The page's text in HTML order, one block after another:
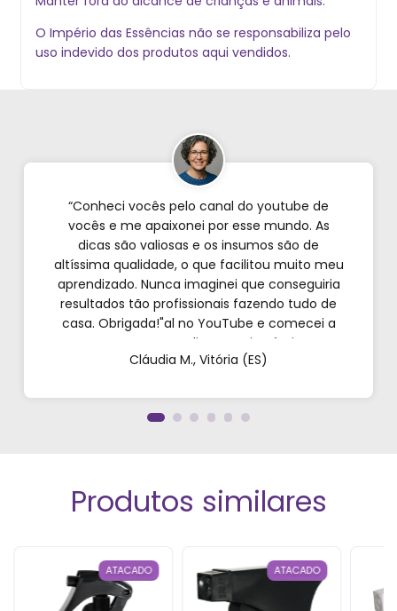
O Império das Essências não se responsabiliza pelo
uso indevido dos produtos aqui vendidos.
“Conheci vocês pelo canal do youtube de
vocês e me apaixonei por esse mundo. As
dicas são valiosas e os insumos são de
altíssima qualidade, o que facilitou muito meu
aprendizado. Nunca imaginei que conseguiria
resultados tão profissionais fazendo tudo de
casa. Obrigada!"al no YouTube e comecei a
testar em casa. As dicas são incríveis e os
produtos são exatamente como mostram nos
perfumes!”
Cláudia M., Vitória (ES)
Produtos similares
ATACADO ATACADO